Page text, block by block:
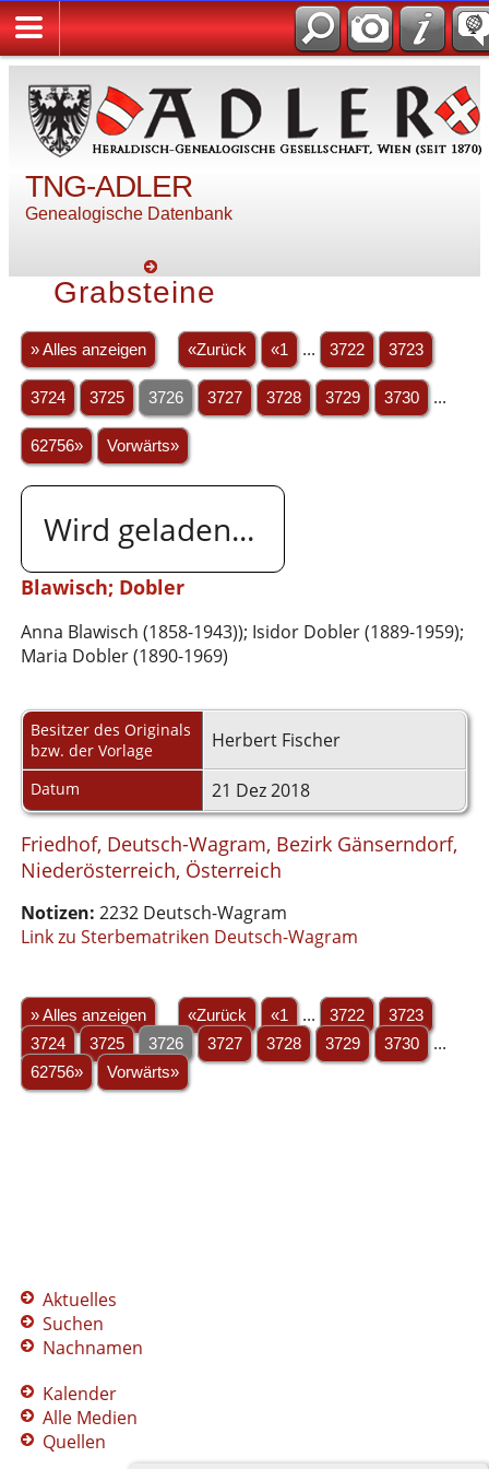
TNG-ADLER
Genealogische Datenbank
Grabsteine
» Alles anzeigen «Zurück «1 ... 3722 3723
3724 3725 3726 3727 3728 3729 3730 ...
62756» Vorwärts»
Wird geladen...
Blawisch; Dobler
Anna Blawisch (1858-1943)); Isidor Dobler (1889-1959);
Maria Dobler (1890-1969)
Besitzer des Originals
bzw. der Vorlage
Herbert Fischer
Datum 21 Dez 2018
Friedhof, Deutsch-Wagram, Bezirk Gänserndorf,
Niederösterreich, Österreich
Notizen: 2232 Deutsch-Wagram
Link zu Sterbematriken Deutsch-Wagram
» Alles anzeigen «Zurück «1 ... 3722
3723
3724
3725 3726 3727 3728 3729 3730
...
62756»
Vorwärts»
Aktuelles
Suchen
Nachnamen
Kalender
Alle Medien
Quellen